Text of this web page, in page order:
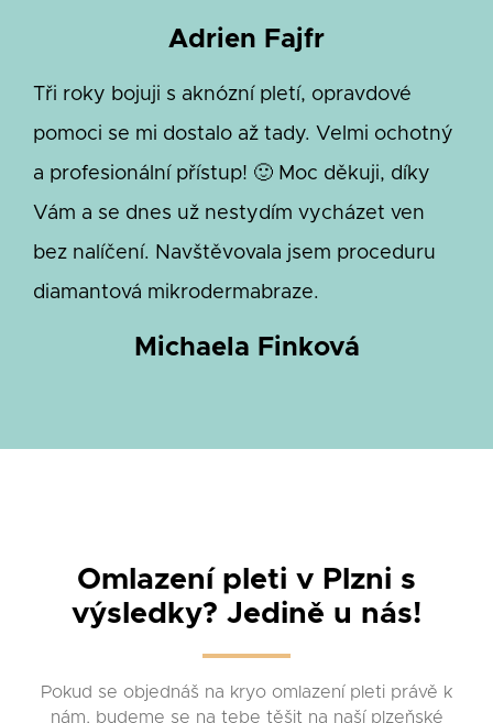
Adrien Fajfr
Tři roky bojuji s aknózní pletí, opravdové
pomoci se mi dostalo až tady. Velmi ochotný
a profesionální přístup! 🙂 Moc děkuji, díky
Vám a se dnes už nestydím vycházet ven
bez nalíčení. Navštěvovala jsem proceduru
diamantová mikrodermabraze.
Michaela Finková
Omlazení pleti v Plzni s
výsledky? Jedině u nás!
Pokud se objednáš na kryo omlazení pleti právě k
nám, budeme se na tebe těšit na naší plzeňské